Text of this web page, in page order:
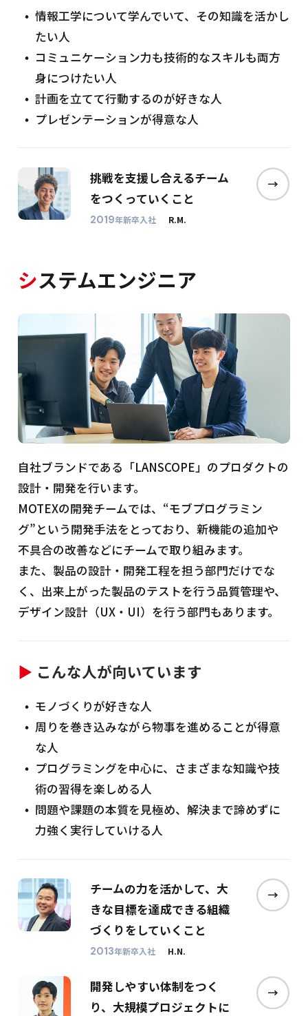
情報工学について学んでいて、その知識を活かし
たい人
コミュニケーション力も技術的なスキルも両方
身につけたい人
計画を立てて行動するのが好きな人
プレゼンテーションが得意な人
挑戦を支援し合えるチーム
をつくっていくこと
2019年新卒入社 R.M.
システムエンジニア
自社ブランドである「LANSCOPE」のプロダクトの
設計・開発を行います。
MOTEXの開発チームでは、“モブプログラミン
グ”という開発手法をとっており、新機能の追加や
不具合の改善などにチームで取り組みます。
また、製品の設計・開発工程を担う部門だけでな
く、出来上がった製品のテストを行う品質管理や、
デザイン設計（UX・UI）を行う部門もあります。
▶ こんな人が向いています
モノづくりが好きな人
周りを巻き込みながら物事を進めることが得意
な人
プログラミングを中心に、さまざまな知識や技
術の習得を楽しめる人
問題や課題の本質を見極め、解決まで諦めずに
力強く実行していける人
チームの力を活かして、大
きな目標を達成できる組織
づくりをしていくこと
2013年新卒入社 H.N.
開発しやすい体制をつく
り、大規模プロジェクトに